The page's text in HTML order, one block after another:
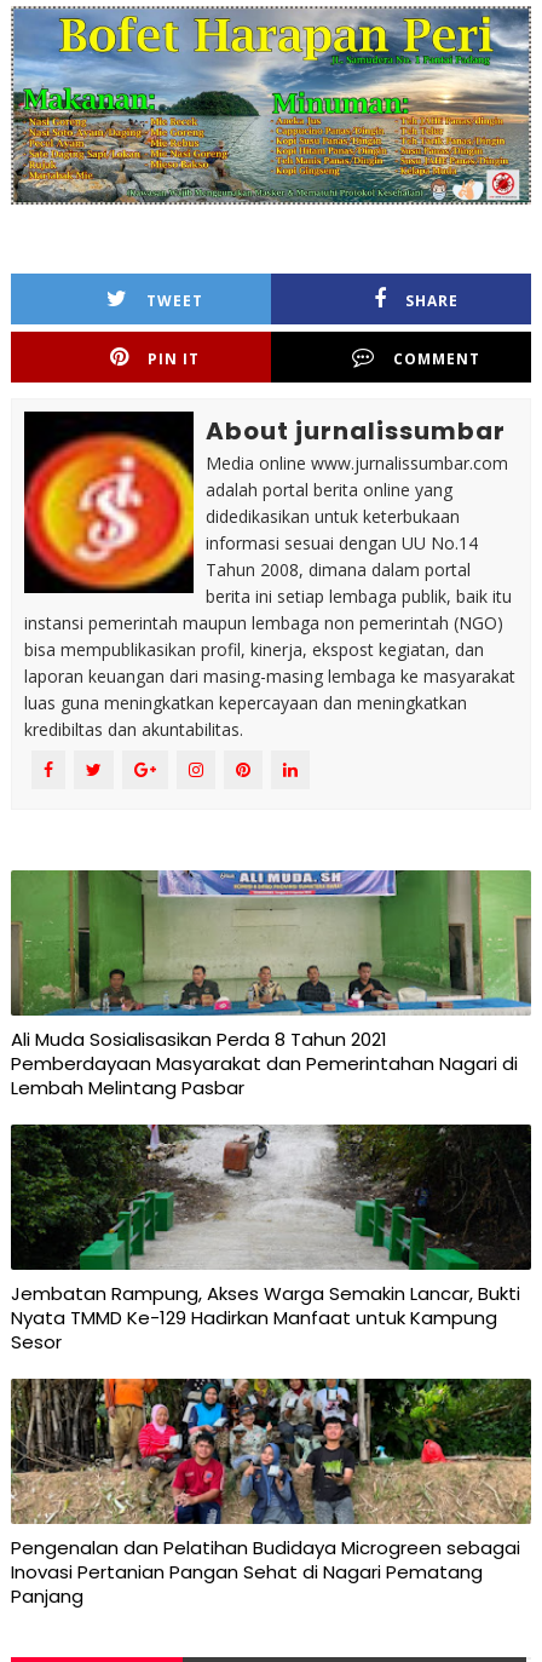
TWEET SHARE
PIN IT COMMENT
About jurnalissumbar
Media online www.jurnalissumbar.com
adalah portal berita online yang
didedikasikan untuk keterbukaan
informasi sesuai dengan UU No.14
Tahun 2008, dimana dalam portal
berita ini setiap lembaga publik, baik itu
instansi pemerintah maupun lembaga non pemerintah (NGO)
bisa mempublikasikan profil, kinerja, ekspost kegiatan, dan
laporan keuangan dari masing-masing lembaga ke masyarakat
luas guna meningkatkan kepercayaan dan meningkatkan
kredibiltas dan akuntabilitas.
Ali Muda Sosialisasikan Perda 8 Tahun 2021
Pemberdayaan Masyarakat dan Pemerintahan Nagari di
Lembah Melintang Pasbar
Jembatan Rampung, Akses Warga Semakin Lancar, Bukti
Nyata TMMD Ke-129 Hadirkan Manfaat untuk Kampung
Sesor
Pengenalan dan Pelatihan Budidaya Microgreen sebagai
Inovasi Pertanian Pangan Sehat di Nagari Pematang
Panjang